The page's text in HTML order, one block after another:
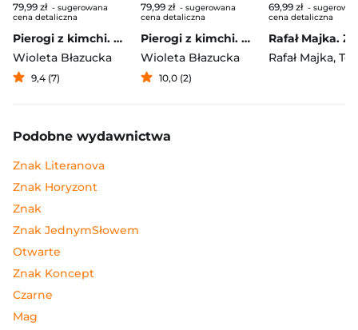
79,99 zł - sugerowana
cena detaliczna
Pierogi z kimchi. Moje ulubione azjatyckie przepisy
Wioleta Błazucka
9,4 (7)
79,99 zł - sugerowana
cena detaliczna
Pierogi z kimchi. Moje ulubione azjatyckie przepisy - książka z autografem
Wioleta Błazucka
10,0 (2)
69,99 zł -
cena detaliczna
Rafał Majka,
Podobne wydawnictwa
Znak Literanova
Znak Horyzont
Znak
Znak JednymSłowem
Otwarte
Znak Koncept
Czarne
Mag